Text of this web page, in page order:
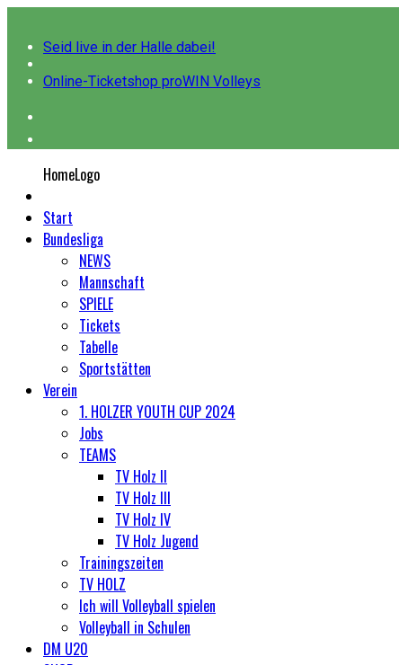
Seid live in der Halle dabei!
Online-Ticketshop proWIN Volleys
HomeLogo
Start
Bundesliga
NEWS
Mannschaft
SPIELE
Tickets
Tabelle
Sportstätten
Verein
1. HOLZER YOUTH CUP 2024
Jobs
TEAMS
TV Holz II
TV Holz III
TV Holz IV
TV Holz Jugend
Trainingszeiten
TV HOLZ
Ich will Volleyball spielen
Volleyball in Schulen
DM U20